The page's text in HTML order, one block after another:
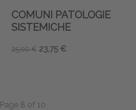
COMUNI PATOLOGIE
SISTEMICHE
25,00 € 23,75 €
Page 8 of 10